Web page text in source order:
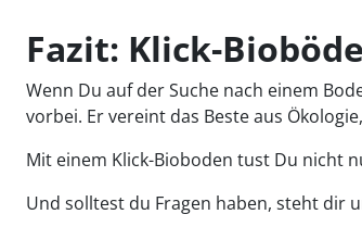
Fazit: Klick-
Wenn Du auf der Suche nach einem
vorbei. Er vereint das Beste aus
Mit einem Klick-Bioboden tust Du nicht
Und solltest du Fragen haben, steht dir